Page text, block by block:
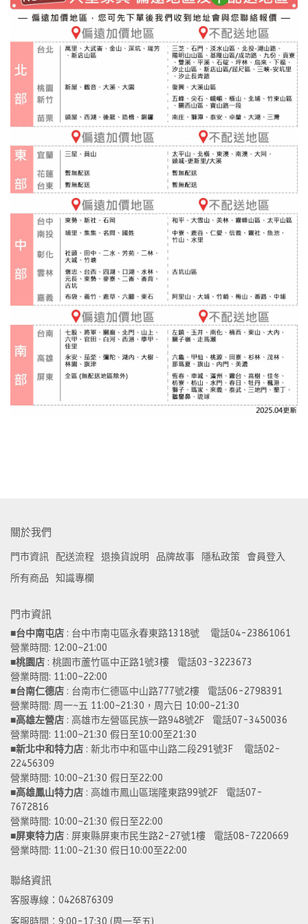
關於我們
門市資訊 配送流程 退換貨說明 品牌故事 隱私政策
會員登入
所有商品
知識專欄
門市資訊
■台中南屯店 : 台中市南屯區永春東路1318號    電話04-23861061
營業時間: 12:00~21:00
■桃園店 : 桃園市蘆竹區中正路1號3樓   電話03-3223673
營業時間: 11:00~22:00
■台南仁德店 : 台南市仁德區中山路777號2樓   電話06-2798391
營業時間: 周一~五 11:00~21:30，周六日 10:00~21:30
■高雄左營店 : 高雄市左營區民族一路948號2F   電話07-3450036
營業時間: 11:00~21:30 假日至10:00至21:30
■新北中和特力店 : 新北市中和區中山路二段291號3F    電話02-
22456309
營業時間: 10:00~21:30 假日至22:00
■高雄鳳山特力店 : 高雄市鳳山區瑞隆東路99號2F   電話07-
7672816
營業時間: 10:00~21:30 假日至22:00
■屏東特力店 : 屏東縣屏東市民生路2-27號1樓   電話08-7220669
營業時間: 11:00~21:30 假日10:00至22:00
聯絡資訊
客服專線：0426876309
客服時間：9:00-17:30 (周一至五)